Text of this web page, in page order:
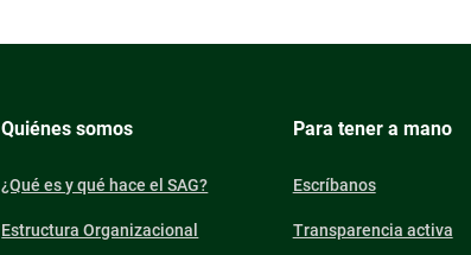
Quiénes somos
¿Qué es y qué hace el SAG?
Estructura Organizacional
Para tener a mano
Escríbanos
Transparencia activa